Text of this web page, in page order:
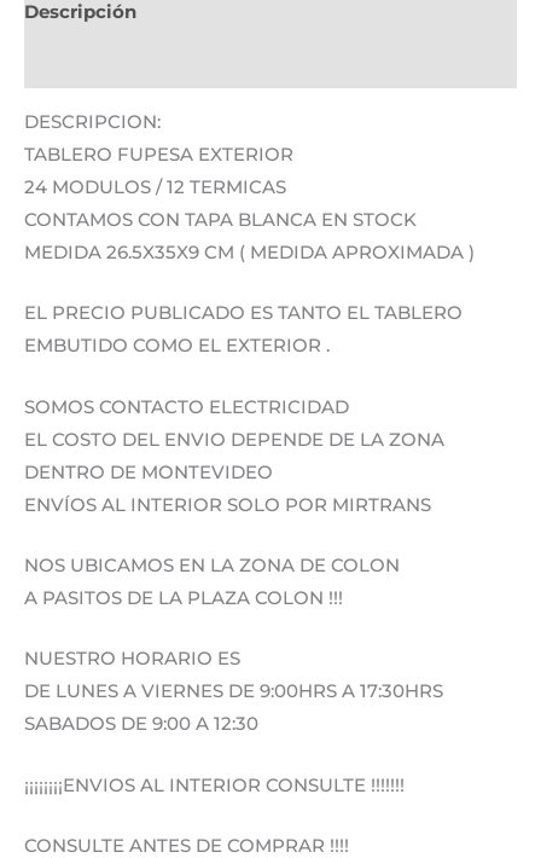
Descripción
DESCRIPCION:
TABLERO FUPESA EXTERIOR
24 MODULOS / 12 TERMICAS
CONTAMOS CON TAPA BLANCA EN STOCK
MEDIDA 26.5X35X9 CM ( MEDIDA APROXIMADA )
EL PRECIO PUBLICADO ES TANTO EL TABLERO
EMBUTIDO COMO EL EXTERIOR .
SOMOS CONTACTO ELECTRICIDAD
EL COSTO DEL ENVIO DEPENDE DE LA ZONA
DENTRO DE MONTEVIDEO
ENVÍOS AL INTERIOR SOLO POR MIRTRANS
NOS UBICAMOS EN LA ZONA DE COLON
A PASITOS DE LA PLAZA COLON !!!
NUESTRO HORARIO ES
DE LUNES A VIERNES DE 9:00HRS A 17:30HRS
SABADOS DE 9:00 A 12:30
¡¡¡¡¡¡¡¡ENVIOS AL INTERIOR CONSULTE !!!!!!!
CONSULTE ANTES DE COMPRAR !!!!